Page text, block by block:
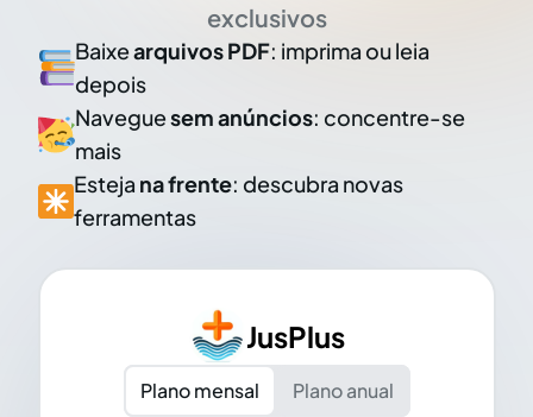
exclusivos
Baixearquivos PDF: imprima ou leia
depois
Naveguesem anúncios: concentre-se
mais
Esteja na frente: descubra novas
ferramentas
JusPlus
Plano mensal
Plano anual